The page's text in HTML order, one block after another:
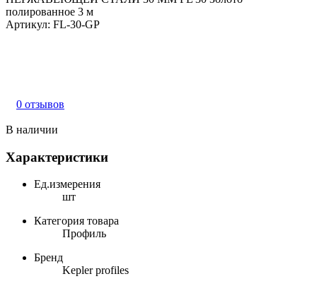
Артикул: FL-30-GP
0 отзывов
В наличии
Характеристики
Ед.измерения
шт
Категория товара
Профиль
Бренд
Kepler profiles